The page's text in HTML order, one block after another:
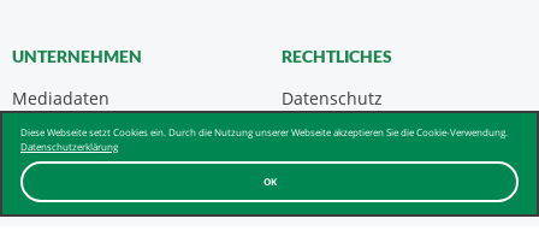
OK
Diese Webseite setzt Cookies ein. Durch die Nutzung unserer Webseite akzeptieren Sie die Cookie-Verwendung.
Datenschutzerklärung
UNTERNEHMEN
Mediadaten
Kontakt
Über uns & AGB
RECHTLICHES
Datenschutz
Impressum